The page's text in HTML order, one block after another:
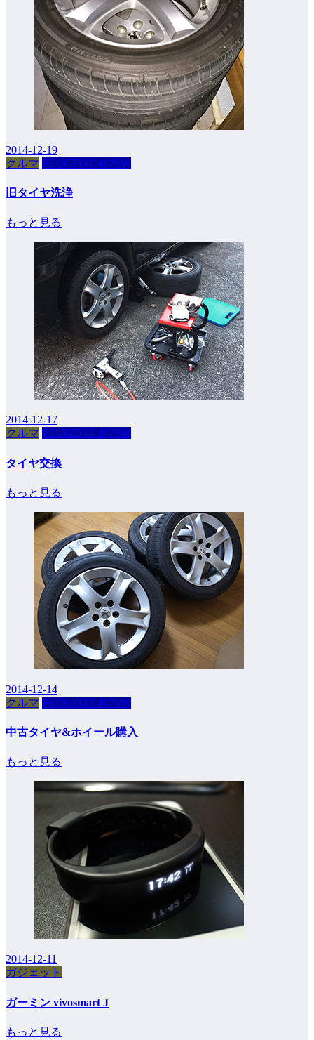
2014-12-19
クルマ PEUGEOT 407SW
旧タイヤ洗浄
もっと見る
2014-12-17
クルマ PEUGEOT 407SW
タイヤ交換
もっと見る
2014-12-14
クルマ PEUGEOT 407SW
中古タイヤ&ホイール購入
もっと見る
2014-12-11
ガジェット
ガーミン vivosmart J
もっと見る